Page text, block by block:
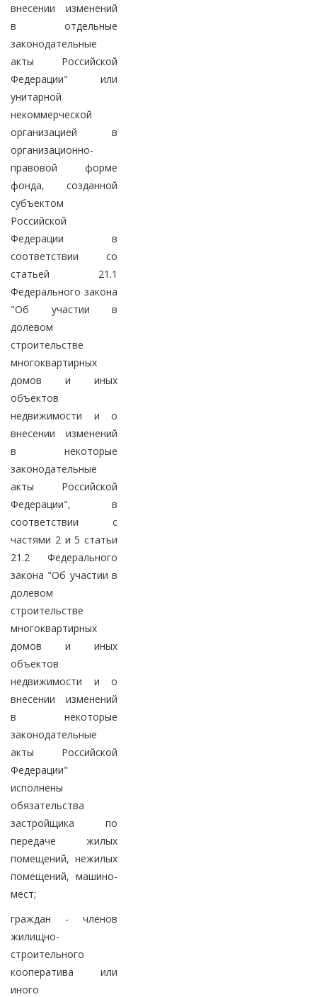
внесении изменений
в отдельные
законодательные
акты Российской
Федерации" или
унитарной
некоммерческой
организацией в
организационно-
правовой форме
фонда, созданной
субъектом
Российской
Федерации в
соответствии со
статьей 21.1
Федерального закона
"Об участии в
долевом
строительстве
многоквартирных
домов и иных
объектов
недвижимости и о
внесении изменений
в некоторые
законодательные
акты Российской
Федерации", в
соответствии с
частями 2 и 5 статьи
21.2 Федерального
закона "Об участии в
долевом
строительстве
многоквартирных
домов и иных
объектов
недвижимости и о
внесении изменений
в некоторые
законодательные
акты Российской
Федерации"
исполнены
обязательства
застройщика по
передаче жилых
помещений, нежилых
помещений, машино-
мест;
граждан - членов
жилищно-
строительного
кооператива или
иного